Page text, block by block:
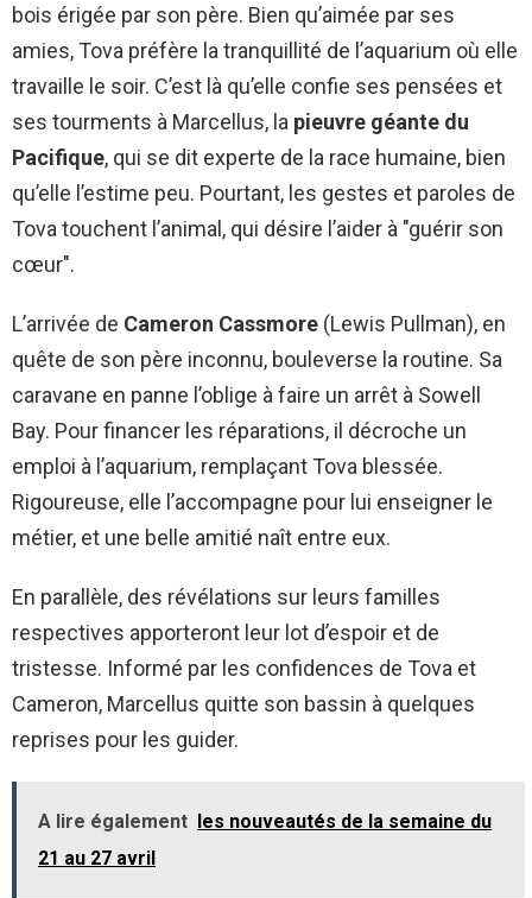
bois érigée par son père. Bien qu’aimée par ses
amies, Tova préfère la tranquillité de l’aquarium où elle
travaille le soir. C’est là qu’elle confie ses pensées et
ses tourments à Marcellus, la pieuvre géante du
Pacifique, qui se dit experte de la race humaine, bien
qu’elle l’estime peu. Pourtant, les gestes et paroles de
Tova touchent l’animal, qui désire l’aider à "guérir son
cœur".
L’arrivée de Cameron Cassmore (Lewis Pullman), en
quête de son père inconnu, bouleverse la routine. Sa
caravane en panne l’oblige à faire un arrêt à Sowell
Bay. Pour financer les réparations, il décroche un
emploi à l’aquarium, remplaçant Tova blessée.
Rigoureuse, elle l’accompagne pour lui enseigner le
métier, et une belle amitié naît entre eux.
En parallèle, des révélations sur leurs familles
respectives apporteront leur lot d’espoir et de
tristesse. Informé par les confidences de Tova et
Cameron, Marcellus quitte son bassin à quelques
reprises pour les guider.
A lire également les nouveautés de la semaine du
21 au 27 avril